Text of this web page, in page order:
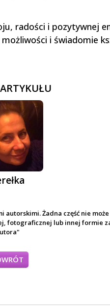
radości i pozytywnej
i świadomie
Żadna część nie
fotograficznej lub innej formie